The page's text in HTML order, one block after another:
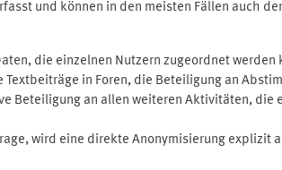
und können in den meisten Fällen auch
die einzelnen Nutzern zugeordnet
in Foren, die Beteiligung an
Beteiligung an allen weiteren Aktivitäten, die
wird eine direkte Anonymisierung explizit